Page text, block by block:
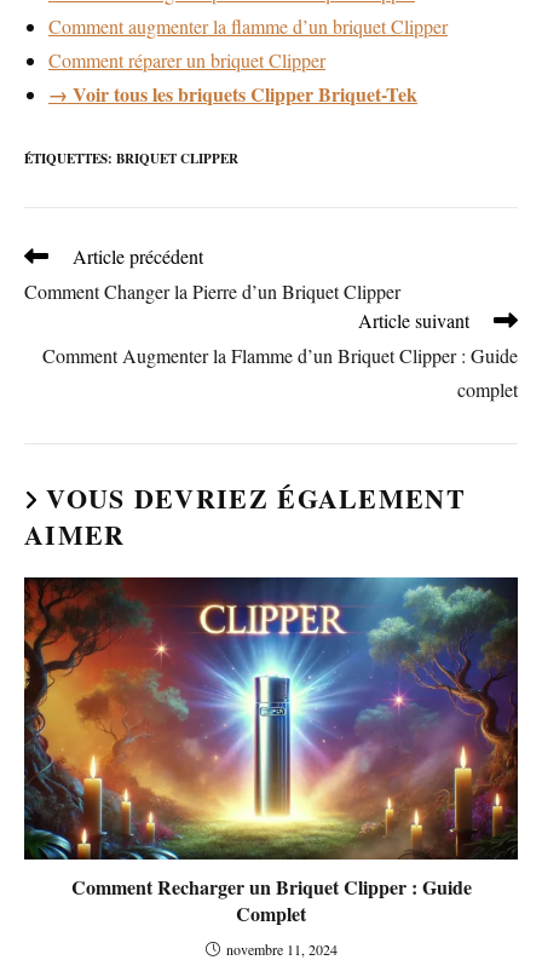
Comment augmenter la flamme d’un briquet Clipper
Comment réparer un briquet Clipper
→ Voir tous les briquets Clipper Briquet-Tek
ÉTIQUETTES: BRIQUET CLIPPER
Read
articles
Article précédent
Comment Changer la Pierre d’un Briquet Clipper
Article suivant
Comment Augmenter la Flamme d’un Briquet Clipper : Guide
complet
VOUS DEVRIEZ ÉGALEMENT
AIMER
Comment Recharger un Briquet Clipper : Guide
Complet
novembre 11, 2024